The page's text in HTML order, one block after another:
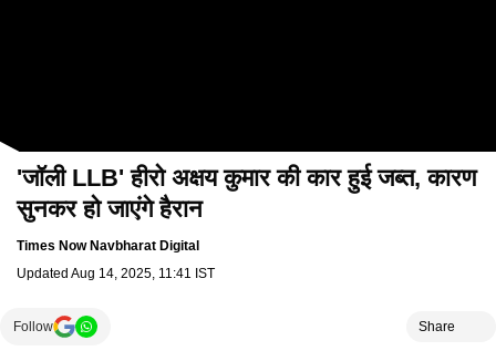
'जॉली LLB' हीरो अक्षय कुमार की कार हुई जब्त, कारण
सुनकर हो जाएंगे हैरान
Times Now Navbharat Digital
Updated Aug 14, 2025, 11:41 IST
Follow Share